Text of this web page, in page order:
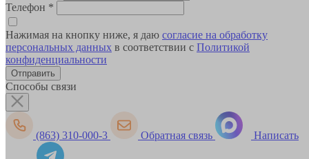
Телефон *
Нажимая на кнопку ниже, я даю согласие на обработку
персональных данных в соответствии с Политикой
конфиденциальности
Способы связи
(863) 310-000-3 Обратная связь Написать